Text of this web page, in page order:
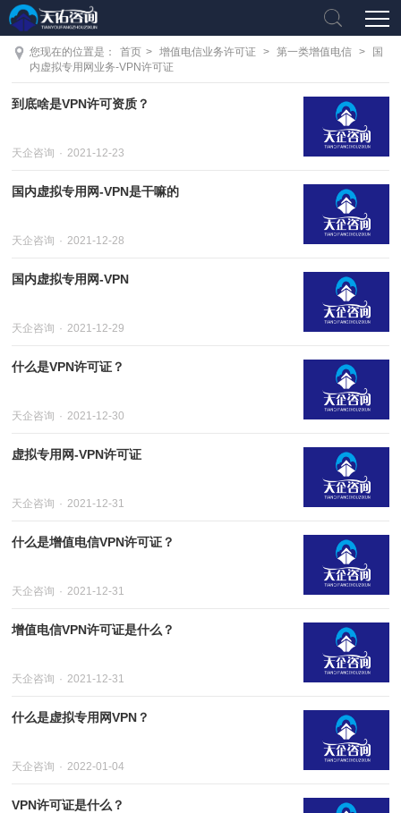
您现在的位置是： 首页 > 增值电信业务许可证 > 第一类增值电信 >
国
内虚拟专用网业务-VPN许可证
到底啥是VPN许可资质？
天企咨询 2021-12-23
国内虚拟专用网-VPN是干嘛的
天企咨询 2021-12-28
国内虚拟专用网-VPN
天企咨询 2021-12-29
什么是VPN许可证？
天企咨询 2021-12-30
虚拟专用网-VPN许可证
天企咨询 2021-12-31
什么是增值电信VPN许可证？
天企咨询 2021-12-31
增值电信VPN许可证是什么？
天企咨询 2021-12-31
什么是虚拟专用网VPN？
天企咨询 2022-01-04
VPN许可证是什么？